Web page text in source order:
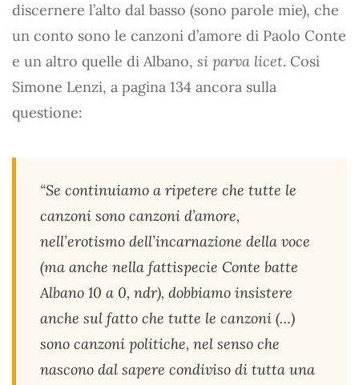
discernere l’alto dal basso (sono parole mie), che
un conto sono le canzoni d’amore di Paolo Conte
e un altro quelle di Albano, si parva licet. Così
Simone Lenzi, a pagina 134 ancora sulla
questione:
“Se continuiamo a ripetere che tutte le
canzoni sono canzoni d’amore,
nell’erotismo dell’incarnazione della voce
(ma anche nella fattispecie Conte batte
Albano 10 a 0, ndr), dobbiamo insistere
anche sul fatto che tutte le canzoni (…)
sono canzoni politiche, nel senso che
nascono dal sapere condiviso di tutta una